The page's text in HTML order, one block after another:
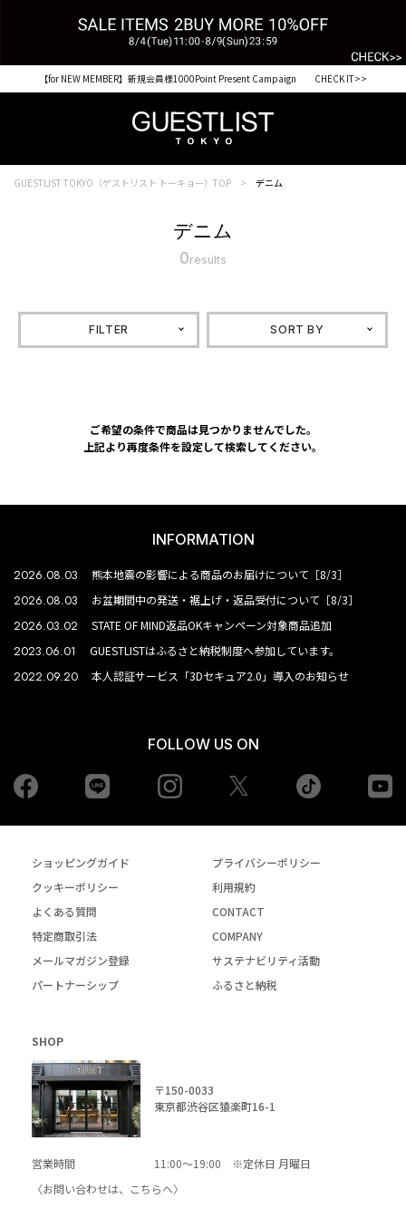
【for NEW MEMBER】新規会員様1000Point Present Campaign CHECK IT>>
GUESTLIST TOKYO（ゲストリスト トーキョー）TOP デニム
デニム
0results
FILTER SORT BY
ご希望の条件で商品は見つかりませんでした。
上記より再度条件を設定して検索してください。
INFORMATION
2026.08.03 熊本地震の影響による商品のお届けについて［8/3］
2026.08.03 お盆期間中の発送・裾上げ・返品受付について［8/3］
2026.03.02 STATE OF MIND返品OKキャンペーン対象商品追加
2023.06.01 GUESTLISTはふるさと納税制度へ参加しています。
2022.09.20 本人認証サービス「3Dセキュア2.0」導入のお知らせ
FOLLOW US ON
Facebook Instagram tiktok
ショッピングガイド
プライバシーポリシー
クッキーポリシー
利用規約
よくある質問
CONTACT
特定商取引法
COMPANY
メールマガジン登録
サステナビリティ活動
パートナーシップ
ふるさと納税
SHOP
〒150-0033
東京都渋谷区猿楽町16-1
営業時間
11:00～19:00 ※定休日 月曜日
〈お問い合わせは、
こちらへ〉